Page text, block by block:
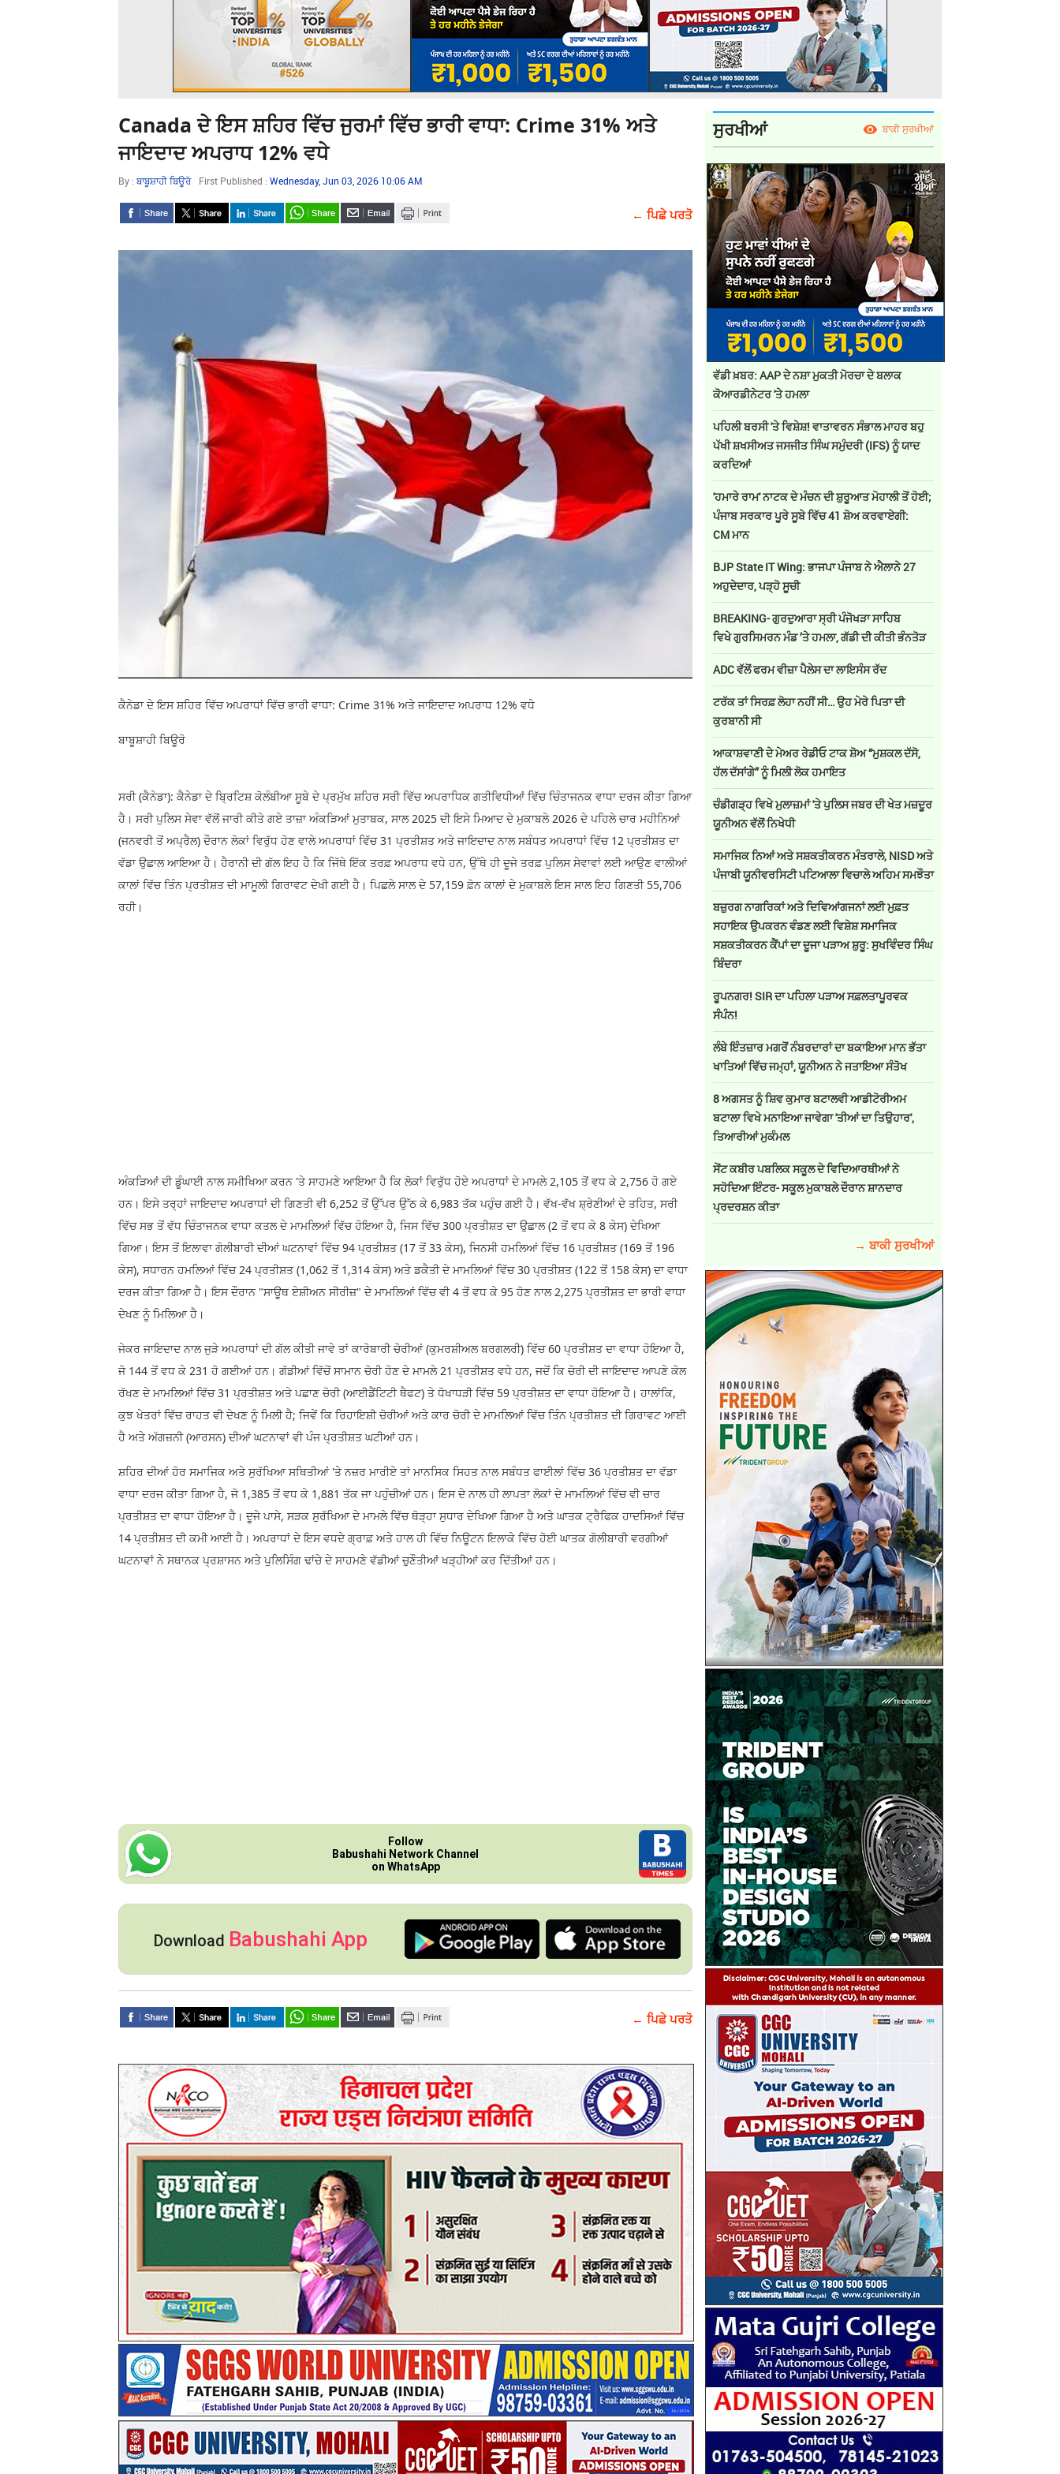
Canada ਦੇ ਇਸ ਸ਼ਹਿਰ ਵਿੱਚ ਜੁਰਮਾਂ ਵਿੱਚ ਭਾਰੀ ਵਾਧਾ: Crime 31% ਅਤੇ
ਜਾਇਦਾਦ ਅਪਰਾਧ 12% ਵਧੇ
By : ਬਾਬੂਸ਼ਾਹੀ ਬਿਊਰੋ First Published : Wednesday, Jun 03, 2026 10:06 AM
← ਪਿਛੇ ਪਰਤੋ
ਕੈਨੇਡਾ ਦੇ ਇਸ ਸ਼ਹਿਰ ਵਿੱਚ ਅਪਰਾਧਾਂ ਵਿੱਚ ਭਾਰੀ ਵਾਧਾ: Crime 31% ਅਤੇ ਜਾਇਦਾਦ ਅਪਰਾਧ 12% ਵਧੇ
ਬਾਬੂਸ਼ਾਹੀ ਬਿਊਰੋ
ਸਰੀ (ਕੈਨੇਡਾ): ਕੈਨੇਡਾ ਦੇ ਬ੍ਰਿਟਿਸ਼ ਕੋਲੰਬੀਆ ਸੂਬੇ ਦੇ ਪ੍ਰਮੁੱਖ ਸ਼ਹਿਰ ਸਰੀ ਵਿੱਚ ਅਪਰਾਧਿਕ ਗਤੀਵਿਧੀਆਂ ਵਿੱਚ ਚਿੰਤਾਜਨਕ ਵਾਧਾ ਦਰਜ ਕੀਤਾ ਗਿਆ
ਹੈ। ਸਰੀ ਪੁਲਿਸ ਸੇਵਾ ਵੱਲੋਂ ਜਾਰੀ ਕੀਤੇ ਗਏ ਤਾਜ਼ਾ ਅੰਕੜਿਆਂ ਮੁਤਾਬਕ, ਸਾਲ 2025 ਦੀ ਇਸੇ ਮਿਆਦ ਦੇ ਮੁਕਾਬਲੇ 2026 ਦੇ ਪਹਿਲੇ ਚਾਰ ਮਹੀਨਿਆਂ
(ਜਨਵਰੀ ਤੋਂ ਅਪ੍ਰੈਲ) ਦੌਰਾਨ ਲੋਕਾਂ ਵਿਰੁੱਧ ਹੋਣ ਵਾਲੇ ਅਪਰਾਧਾਂ ਵਿੱਚ 31 ਪ੍ਰਤੀਸ਼ਤ ਅਤੇ ਜਾਇਦਾਦ ਨਾਲ ਸਬੰਧਤ ਅਪਰਾਧਾਂ ਵਿੱਚ 12 ਪ੍ਰਤੀਸ਼ਤ ਦਾ
ਵੱਡਾ ਉਛਾਲ ਆਇਆ ਹੈ। ਹੈਰਾਨੀ ਦੀ ਗੱਲ ਇਹ ਹੈ ਕਿ ਜਿੱਥੇ ਇੱਕ ਤਰਫ਼ ਅਪਰਾਧ ਵਧੇ ਹਨ, ਉੱਥੇ ਹੀ ਦੂਜੇ ਤਰਫ਼ ਪੁਲਿਸ ਸੇਵਾਵਾਂ ਲਈ ਆਉਣ ਵਾਲੀਆਂ
ਕਾਲਾਂ ਵਿੱਚ ਤਿੰਨ ਪ੍ਰਤੀਸ਼ਤ ਦੀ ਮਾਮੂਲੀ ਗਿਰਾਵਟ ਦੇਖੀ ਗਈ ਹੈ। ਪਿਛਲੇ ਸਾਲ ਦੇ 57,159 ਫ਼ੋਨ ਕਾਲਾਂ ਦੇ ਮੁਕਾਬਲੇ ਇਸ ਸਾਲ ਇਹ ਗਿਣਤੀ 55,706
ਰਹੀ।
ਅੰਕੜਿਆਂ ਦੀ ਡੂੰਘਾਈ ਨਾਲ ਸਮੀਖਿਆ ਕਰਨ 'ਤੇ ਸਾਹਮਣੇ ਆਇਆ ਹੈ ਕਿ ਲੋਕਾਂ ਵਿਰੁੱਧ ਹੋਏ ਅਪਰਾਧਾਂ ਦੇ ਮਾਮਲੇ 2,105 ਤੋਂ ਵਧ ਕੇ 2,756 ਹੋ ਗਏ
ਹਨ। ਇਸੇ ਤਰ੍ਹਾਂ ਜਾਇਦਾਦ ਅਪਰਾਧਾਂ ਦੀ ਗਿਣਤੀ ਵੀ 6,252 ਤੋਂ ਉੱਪਰ ਉੱਠ ਕੇ 6,983 ਤੱਕ ਪਹੁੰਚ ਗਈ ਹੈ। ਵੱਖ-ਵੱਖ ਸ਼੍ਰੇਣੀਆਂ ਦੇ ਤਹਿਤ, ਸਰੀ
ਵਿੱਚ ਸਭ ਤੋਂ ਵੱਧ ਚਿੰਤਾਜਨਕ ਵਾਧਾ ਕਤਲ ਦੇ ਮਾਮਲਿਆਂ ਵਿੱਚ ਹੋਇਆ ਹੈ, ਜਿਸ ਵਿੱਚ 300 ਪ੍ਰਤੀਸ਼ਤ ਦਾ ਉਛਾਲ (2 ਤੋਂ ਵਧ ਕੇ 8 ਕੇਸ) ਦੇਖਿਆ
ਗਿਆ। ਇਸ ਤੋਂ ਇਲਾਵਾ ਗੋਲੀਬਾਰੀ ਦੀਆਂ ਘਟਨਾਵਾਂ ਵਿੱਚ 94 ਪ੍ਰਤੀਸ਼ਤ (17 ਤੋਂ 33 ਕੇਸ), ਜਿਨਸੀ ਹਮਲਿਆਂ ਵਿੱਚ 16 ਪ੍ਰਤੀਸ਼ਤ (169 ਤੋਂ 196
ਕੇਸ), ਸਧਾਰਨ ਹਮਲਿਆਂ ਵਿੱਚ 24 ਪ੍ਰਤੀਸ਼ਤ (1,062 ਤੋਂ 1,314 ਕੇਸ) ਅਤੇ ਡਕੈਤੀ ਦੇ ਮਾਮਲਿਆਂ ਵਿੱਚ 30 ਪ੍ਰਤੀਸ਼ਤ (122 ਤੋਂ 158 ਕੇਸ) ਦਾ ਵਾਧਾ
ਦਰਜ ਕੀਤਾ ਗਿਆ ਹੈ। ਇਸ ਦੌਰਾਨ "ਸਾਊਥ ਏਸ਼ੀਅਨ ਸੀਰੀਜ਼" ਦੇ ਮਾਮਲਿਆਂ ਵਿੱਚ ਵੀ 4 ਤੋਂ ਵਧ ਕੇ 95 ਹੋਣ ਨਾਲ 2,275 ਪ੍ਰਤੀਸ਼ਤ ਦਾ ਭਾਰੀ ਵਾਧਾ
ਦੇਖਣ ਨੂੰ ਮਿਲਿਆ ਹੈ।
ਜੇਕਰ ਜਾਇਦਾਦ ਨਾਲ ਜੁੜੇ ਅਪਰਾਧਾਂ ਦੀ ਗੱਲ ਕੀਤੀ ਜਾਵੇ ਤਾਂ ਕਾਰੋਬਾਰੀ ਚੋਰੀਆਂ (ਕੁਮਰਸ਼ੀਅਲ ਬਰਗਲਰੀ) ਵਿੱਚ 60 ਪ੍ਰਤੀਸ਼ਤ ਦਾ ਵਾਧਾ ਹੋਇਆ ਹੈ,
ਜੋ 144 ਤੋਂ ਵਧ ਕੇ 231 ਹੋ ਗਈਆਂ ਹਨ। ਗੱਡੀਆਂ ਵਿੱਚੋਂ ਸਾਮਾਨ ਚੋਰੀ ਹੋਣ ਦੇ ਮਾਮਲੇ 21 ਪ੍ਰਤੀਸ਼ਤ ਵਧੇ ਹਨ, ਜਦੋਂ ਕਿ ਚੋਰੀ ਦੀ ਜਾਇਦਾਦ ਆਪਣੇ ਕੋਲ
ਰੱਖਣ ਦੇ ਮਾਮਲਿਆਂ ਵਿੱਚ 31 ਪ੍ਰਤੀਸ਼ਤ ਅਤੇ ਪਛਾਣ ਚੋਰੀ (ਆਈਡੈਂਟਿਟੀ ਥੈਫਟ) ਤੇ ਧੋਖਾਧੜੀ ਵਿੱਚ 59 ਪ੍ਰਤੀਸ਼ਤ ਦਾ ਵਾਧਾ ਹੋਇਆ ਹੈ। ਹਾਲਾਂਕਿ,
ਕੁਝ ਖੇਤਰਾਂ ਵਿੱਚ ਰਾਹਤ ਵੀ ਦੇਖਣ ਨੂੰ ਮਿਲੀ ਹੈ; ਜਿਵੇਂ ਕਿ ਰਿਹਾਇਸ਼ੀ ਚੋਰੀਆਂ ਅਤੇ ਕਾਰ ਚੋਰੀ ਦੇ ਮਾਮਲਿਆਂ ਵਿੱਚ ਤਿੰਨ ਪ੍ਰਤੀਸ਼ਤ ਦੀ ਗਿਰਾਵਟ ਆਈ
ਹੈ ਅਤੇ ਅੱਗਜ਼ਨੀ (ਆਰਸਨ) ਦੀਆਂ ਘਟਨਾਵਾਂ ਵੀ ਪੰਜ ਪ੍ਰਤੀਸ਼ਤ ਘਟੀਆਂ ਹਨ।
ਸ਼ਹਿਰ ਦੀਆਂ ਹੋਰ ਸਮਾਜਿਕ ਅਤੇ ਸੁਰੱਖਿਆ ਸਥਿਤੀਆਂ 'ਤੇ ਨਜ਼ਰ ਮਾਰੀਏ ਤਾਂ ਮਾਨਸਿਕ ਸਿਹਤ ਨਾਲ ਸਬੰਧਤ ਫਾਈਲਾਂ ਵਿੱਚ 36 ਪ੍ਰਤੀਸ਼ਤ ਦਾ ਵੱਡਾ
ਵਾਧਾ ਦਰਜ ਕੀਤਾ ਗਿਆ ਹੈ, ਜੋ 1,385 ਤੋਂ ਵਧ ਕੇ 1,881 ਤੱਕ ਜਾ ਪਹੁੰਚੀਆਂ ਹਨ। ਇਸ ਦੇ ਨਾਲ ਹੀ ਲਾਪਤਾ ਲੋਕਾਂ ਦੇ ਮਾਮਲਿਆਂ ਵਿੱਚ ਵੀ ਚਾਰ
ਪ੍ਰਤੀਸ਼ਤ ਦਾ ਵਾਧਾ ਹੋਇਆ ਹੈ। ਦੂਜੇ ਪਾਸੇ, ਸੜਕ ਸੁਰੱਖਿਆ ਦੇ ਮਾਮਲੇ ਵਿੱਚ ਥੋੜ੍ਹਾ ਸੁਧਾਰ ਦੇਖਿਆ ਗਿਆ ਹੈ ਅਤੇ ਘਾਤਕ ਟ੍ਰੈਫਿਕ ਹਾਦਸਿਆਂ ਵਿੱਚ
14 ਪ੍ਰਤੀਸ਼ਤ ਦੀ ਕਮੀ ਆਈ ਹੈ। ਅਪਰਾਧਾਂ ਦੇ ਇਸ ਵਧਦੇ ਗ੍ਰਾਫ਼ ਅਤੇ ਹਾਲ ਹੀ ਵਿੱਚ ਨਿਊਟਨ ਇਲਾਕੇ ਵਿੱਚ ਹੋਈ ਘਾਤਕ ਗੋਲੀਬਾਰੀ ਵਰਗੀਆਂ
ਘਟਨਾਵਾਂ ਨੇ ਸਥਾਨਕ ਪ੍ਰਸ਼ਾਸਨ ਅਤੇ ਪੁਲਿਸਿੰਗ ਢਾਂਚੇ ਦੇ ਸਾਹਮਣੇ ਵੱਡੀਆਂ ਚੁਣੌਤੀਆਂ ਖੜ੍ਹੀਆਂ ਕਰ ਦਿੱਤੀਆਂ ਹਨ।
Follow
Babushahi Network Channel
on WhatsApp
Download Babushahi App
← ਪਿਛੇ ਪਰਤੋ
ਸੁਰਖੀਆਂ ਬਾਕੀ ਸੁਰਖੀਆਂ
ਵੱਡੀ ਖ਼ਬਰ: AAP ਦੇ ਨਸ਼ਾ ਮੁਕਤੀ ਮੋਰਚਾ ਦੇ ਬਲਾਕ
ਕੋਆਰਡੀਨੇਟਰ 'ਤੇ ਹਮਲਾ
ਪਹਿਲੀ ਬਰਸੀ 'ਤੇ ਵਿਸ਼ੇਸ਼! ਵਾਤਾਵਰਨ ਸੰਭਾਲ ਮਾਹਰ ਬਹੁ
ਪੱਖੀ ਸ਼ਖਸੀਅਤ ਜਸਜੀਤ ਸਿੰਘ ਸਮੁੰਦਰੀ (IFS) ਨੂੰ ਯਾਦ
ਕਰਦਿਆਂ
'ਹਮਾਰੇ ਰਾਮ' ਨਾਟਕ ਦੇ ਮੰਚਨ ਦੀ ਸ਼ੁਰੂਆਤ ਮੋਹਾਲੀ ਤੋਂ ਹੋਈ;
ਪੰਜਾਬ ਸਰਕਾਰ ਪੂਰੇ ਸੂਬੇ ਵਿੱਚ 41 ਸ਼ੋਅ ਕਰਵਾਏਗੀ:
CM ਮਾਨ
BJP State IT Wing: ਭਾਜਪਾ ਪੰਜਾਬ ਨੇ ਐਲਾਨੇ 27
ਅਹੁਦੇਦਾਰ, ਪੜ੍ਹੋ ਸੂਚੀ
BREAKING- ਗੁਰਦੁਆਰਾ ਸ੍ਰੀ ਪੰਜੋਖੜਾ ਸਾਹਿਬ
ਵਿਖੇ ਗੁਰਸਿਮਰਨ ਮੰਡ ’ਤੇ ਹਮਲਾ, ਗੱਡੀ ਦੀ ਕੀਤੀ ਭੰਨਤੋੜ
ADC ਵੱਲੋਂ ਫਰਮ ਵੀਜ਼ਾ ਪੈਲੇਸ ਦਾ ਲਾਇਸੰਸ ਰੱਦ
ਟਰੱਕ ਤਾਂ ਸਿਰਫ਼ ਲੋਹਾ ਨਹੀਂ ਸੀ… ਉਹ ਮੇਰੇ ਪਿਤਾ ਦੀ
ਕੁਰਬਾਨੀ ਸੀ
ਆਕਾਸ਼ਵਾਣੀ ਦੇ ਮੇਅਰ ਰੇਡੀਓ ਟਾਕ ਸ਼ੋਅ “ਮੁਸ਼ਕਲ ਦੱਸੋ,
ਹੱਲ ਦੱਸਾਂਗੇ” ਨੂੰ ਮਿਲੀ ਲੋਕ ਹਮਾਇਤ
ਚੰਡੀਗੜ੍ਹ ਵਿਖੇ ਮੁਲਾਜ਼ਮਾਂ 'ਤੇ ਪੁਲਿਸ ਜਬਰ ਦੀ ਖੇਤ ਮਜ਼ਦੂਰ
ਯੂਨੀਅਨ ਵੱਲੋਂ ਨਿਖੇਧੀ
ਸਮਾਜਿਕ ਨਿਆਂ ਅਤੇ ਸਸ਼ਕਤੀਕਰਨ ਮੰਤਰਾਲੇ, NISD ਅਤੇ
ਪੰਜਾਬੀ ਯੂਨੀਵਰਸਿਟੀ ਪਟਿਆਲਾ ਵਿਚਾਲੇ ਅਹਿਮ ਸਮਝੌਤਾ
ਬਜ਼ੁਰਗ ਨਾਗਰਿਕਾਂ ਅਤੇ ਦਿਵਿਆਂਗਜਨਾਂ ਲਈ ਮੁਫ਼ਤ
ਸਹਾਇਕ ਉਪਕਰਨ ਵੰਡਣ ਲਈ ਵਿਸ਼ੇਸ਼ ਸਮਾਜਿਕ
ਸਸ਼ਕਤੀਕਰਨ ਕੈਂਪਾਂ ਦਾ ਦੂਜਾ ਪੜਾਅ ਸ਼ੁਰੂ: ਸੁਖਵਿੰਦਰ ਸਿੰਘ
ਬਿੰਦਰਾ
ਰੂਪਨਗਰ! SIR ਦਾ ਪਹਿਲਾ ਪੜਾਅ ਸਫ਼ਲਤਾਪੂਰਵਕ
ਸੰਪੰਨ!
ਲੰਬੇ ਇੰਤਜ਼ਾਰ ਮਗਰੋਂ ਨੰਬਰਦਾਰਾਂ ਦਾ ਬਕਾਇਆ ਮਾਨ ਭੱਤਾ
ਖਾਤਿਆਂ ਵਿੱਚ ਜਮ੍ਹਾਂ, ਯੂਨੀਅਨ ਨੇ ਜਤਾਇਆ ਸੰਤੋਖ
8 ਅਗਸਤ ਨੂੰ ਸ਼ਿਵ ਕੁਮਾਰ ਬਟਾਲਵੀ ਆਡੀਟੋਰੀਅਮ
ਬਟਾਲਾ ਵਿਖੇ ਮਨਾਇਆ ਜਾਵੇਗਾ 'ਤੀਆਂ ਦਾ ਤਿਉਹਾਰ',
ਤਿਆਰੀਆਂ ਮੁਕੰਮਲ
ਸੇਂਟ ਕਬੀਰ ਪਬਲਿਕ ਸਕੂਲ ਦੇ ਵਿਦਿਆਰਥੀਆਂ ਨੇ
ਸਹੋਦਿਆ ਇੰਟਰ- ਸਕੂਲ ਮੁਕਾਬਲੇ ਦੌਰਾਨ ਸ਼ਾਨਦਾਰ
ਪ੍ਰਦਰਸ਼ਨ ਕੀਤਾ
→ ਬਾਕੀ ਸੁਰਖੀਆਂ